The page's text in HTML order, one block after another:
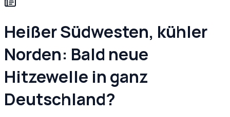
Heißer Südwesten, kühler
Norden: Bald neue
Hitzewelle in ganz
Deutschland?